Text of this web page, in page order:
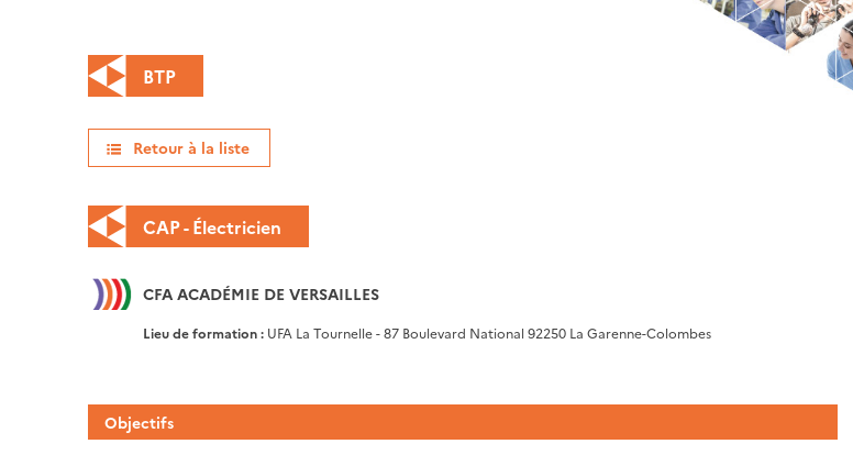
BTP
Retour à la liste
CAP - Électricien
CFA ACADÉMIE DE VERSAILLES
Lieu de formation : UFA La Tournelle - 87 Boulevard National 92250 La Garenne-Colombes
Objectifs